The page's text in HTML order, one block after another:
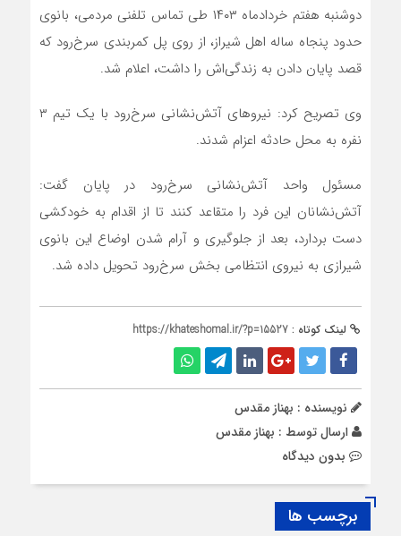
دوشنبه هفتم خردادماه ۱۴۰۳ طی تماس تلفنی مردمی، بانوی
حدود پنجاه ساله اهل شیراز، از روی پل کمربندی سرخ‌رود که
قصد پایان دادن به زندگی‌اش را داشت، اعلام شد.
وی تصریح کرد: نیروهای آتش‌نشانی سرخ‌رود با یک تیم ۳
نفره به محل حادثه اعزام شدند.
مسئول واحد آتش‌نشانی سرخ‌رود در پایان گفت:
آتش‌نشانان این فرد را متقاعد کنند تا از اقدام به خودکشی
دست بردارد، بعد از جلوگیری و آرام شدن اوضاع این بانوی
شیرازی به نیروی انتظامی بخش سرخ‌رود تحویل داده شد.
لینک کوتاه : https://khateshomal.ir/?p=15527
نویسنده : بهناز مقدس
ارسال توسط : بهناز مقدس
بدون دیدگاه
برچسب ها